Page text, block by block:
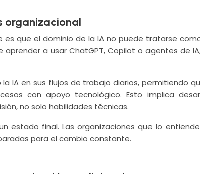
organizacional
que el dominio de la IA no puede tratarse
a usar ChatGPT, Copilot o agentes de
IA en sus flujos de trabajo diarios, permitiendo
con apoyo tecnológico. Esto implica
no solo habilidades técnicas.
estado final. Las organizaciones que lo
para el cambio constante.